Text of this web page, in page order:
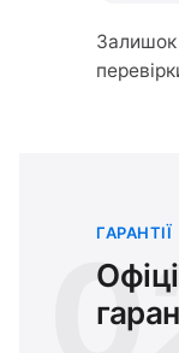
Залишок
ГАРАНТІЇ